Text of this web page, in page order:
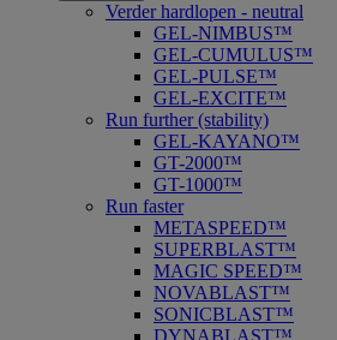
Verder hardlopen - neutral
GEL-NIMBUS™
GEL-CUMULUS™
GEL-PULSE™
GEL-EXCITE™
Run further (stability)
GEL-KAYANO™
GT-2000™
GT-1000™
Run faster
METASPEED™
SUPERBLAST™
MAGIC SPEED™
NOVABLAST™
SONICBLAST™